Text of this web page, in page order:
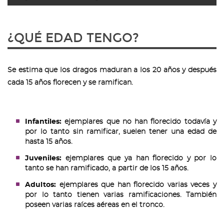
¿QUÉ EDAD TENGO?
Se estima que los dragos maduran a los 20 años y después
cada 15 años florecen y se ramifican.
Infantiles:ejemplares que no han florecido todavía y
por lo tanto sin ramificar, suelen tener una edad de
hasta 15 años.
Juveniles: ejemplares que ya han florecido y por lo
tanto se han ramificado, a partir de los 15 años.
Adultos: ejemplares que han florecido varias veces y
por lo tanto tienen varias ramificaciones. También
poseen varias raíces aéreas en el tronco.